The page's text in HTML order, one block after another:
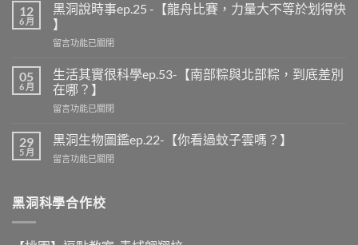
12
6 月
黑洞說時事ep.25 -【龍舟比賽，力量大不等於划得快
】
留言功能已關閉
05
6 月
生活其實很科學ep.53-【南部粽與北部粽，到底差別
在哪？】
留言功能已關閉
29
5 月
黑洞生物圖鑑ep.22-【你看過蚊子雲嗎？】
留言功能已關閉
黑洞科學合作校